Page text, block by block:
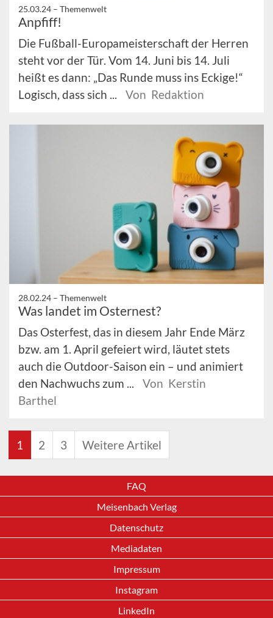
25.03.24 – Themenwelt
Anpfiff!
Die Fußball-Europameisterschaft der Herren
steht vor der Tür. Vom 14. Juni bis 14. Juli
heißt es dann: „Das Runde muss ins Eckige!“
Logisch, dass sich ...
Von Redaktion
28.02.24 – Themenwelt
Was landet im Osternest?
Das Osterfest, das in diesem Jahr Ende März
bzw. am 1. April gefeiert wird, läutet stets
auch die Outdoor-Saison ein – und animiert
den Nachwuchs zum ...
Von Kerstin
Barthel
1 2 3 Weitere Artikel
FAQ
Meisenbach Verlag
Datenschutz
Mediadaten
Impressum
Instagram
LinkedIn